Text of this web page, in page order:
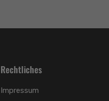
Rechtliches
Impressum